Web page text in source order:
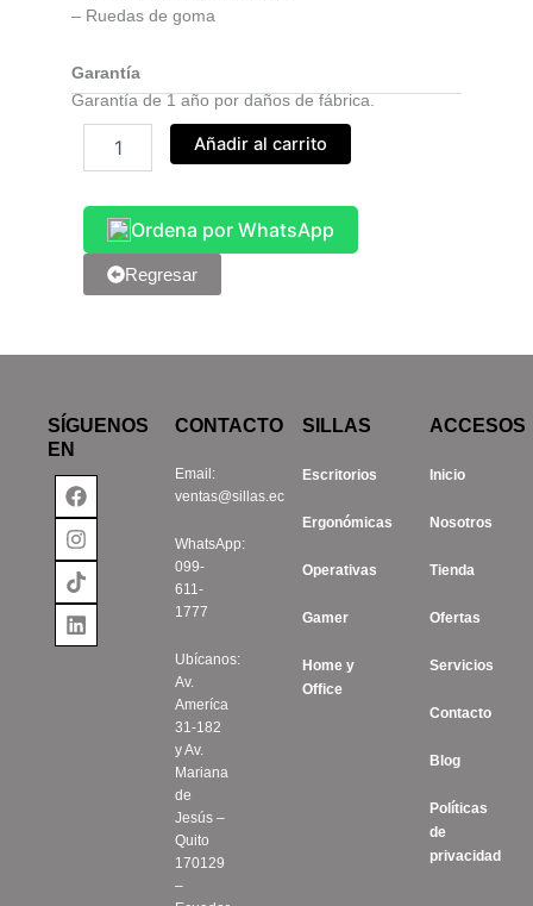
– Ruedas de goma
Garantía
Garantía de 1 año por daños de fábrica.
Oficina
Cajero
cantidad
Añadir al carrito
Ordena por WhatsApp
Regresar
SÍGUENOS
EN
Facebook
Instagram
Tiktok
Linkedin
CONTACTO
Email:
ventas@sillas.ec
WhatsApp:
099-
611-
1777
Ubícanos:
Av.
Ameríca
31-182
y Av.
Mariana
de
Jesús –
Quito
170129
–
SILLAS
Escritorios
Ergonómicas
Operativas
Gamer
Home y
Office
ACCESOS
Inicio
Nosotros
Tienda
Ofertas
Servicios
Contacto
Blog
Políticas
de
privacidad